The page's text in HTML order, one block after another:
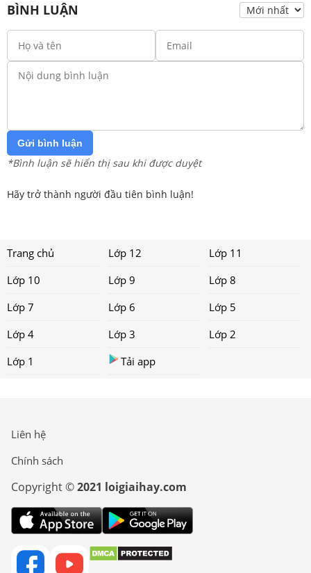
BÌNH LUẬN
Gửi bình luận
*Bình luận sẽ hiển thị sau khi được duyệt
Hãy trở thành người đầu tiên bình luận!
Trang chủ Lớp 12
Lớp 11
Lớp 10
Lớp 9
Lớp 8
Lớp 7
Lớp 6
Lớp 5
Lớp 4
Lớp 3
Lớp 2
Lớp 1
Tải app
Liên hệ
Chính sách
Copyright ©2021 loigiaihay.com